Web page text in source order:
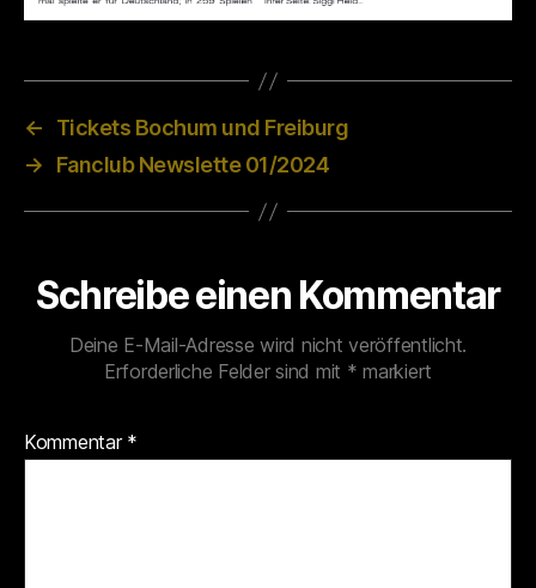
←
Tickets Bochum und Freiburg
→
Fanclub Newslette 01/2024
Schreibe einen Kommentar
Deine E-Mail-Adresse wird nicht veröffentlicht.
Erforderliche Felder sind mit * markiert
Kommentar *